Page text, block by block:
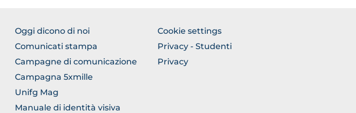
BROWSE
THE
SECTION
Oggi dicono di noi
Comunicati stampa
Campagne di comunicazione
Campagna 5xmille
Unifg Mag
Manuale di identità visiva
BROWSE
THE
SECTION
Cookie settings
Privacy - Studenti
Privacy